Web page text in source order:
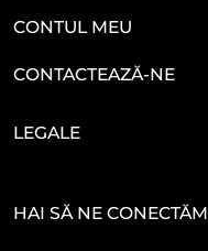
CONTUL MEU
CONTACTEAZĂ-NE
LEGALE
HAI SĂ NE CONECTĂM